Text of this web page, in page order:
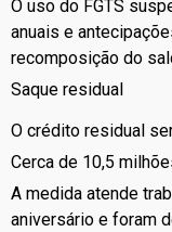
O uso do FGTS
anuais e
recomposição do
Saque residual
O crédito residual
Cerca de 10,5
A medida atende
aniversário e foram